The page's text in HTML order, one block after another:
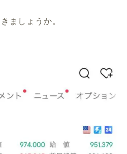
ましょうか。